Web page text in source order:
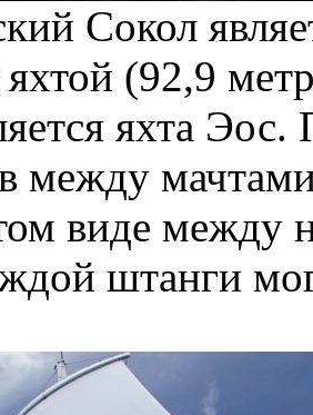
Сокол
(92,9
яхта
между
виде между
штанги